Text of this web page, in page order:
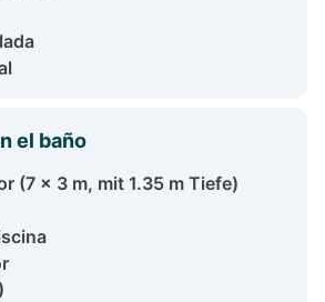
el baño
(7 x 3 m, mit 1.35 m Tiefe)